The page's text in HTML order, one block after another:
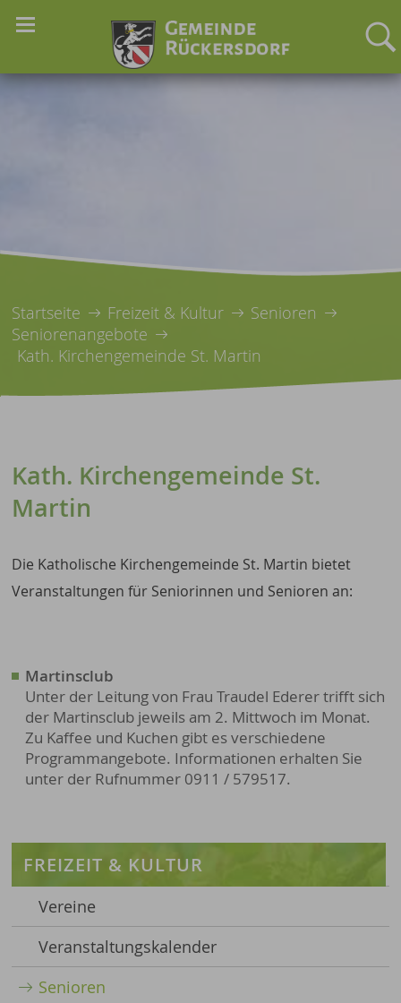
Startseite Freizeit & Kultur
Senioren
Seniorenangebote
Kath. Kirchengemeinde St. Martin
Kath. Kirchengemeinde St.
Martin
Die Katholische Kirchengemeinde St. Martin bietet
Veranstaltungen für Seniorinnen und Senioren an:
Martinsclub
Unter der Leitung von Frau Traudel Ederer trifft sich
der Martinsclub jeweils am 2. Mittwoch im Monat.
Zu Kaffee und Kuchen gibt es verschiedene
Programmangebote. Informationen erhalten Sie
unter der Rufnummer 0911 / 579517.
FREIZEIT & KULTUR
Vereine
Veranstaltungskalender
Senioren